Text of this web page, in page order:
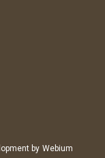
by Webium